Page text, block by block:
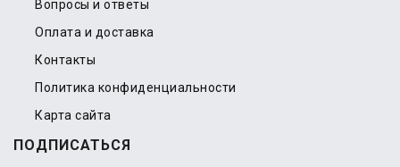
Вопросы и ответы
Оплата и доставка
Контакты
Политика конфиденциальности
Карта сайта
ПОДПИСАТЬСЯ